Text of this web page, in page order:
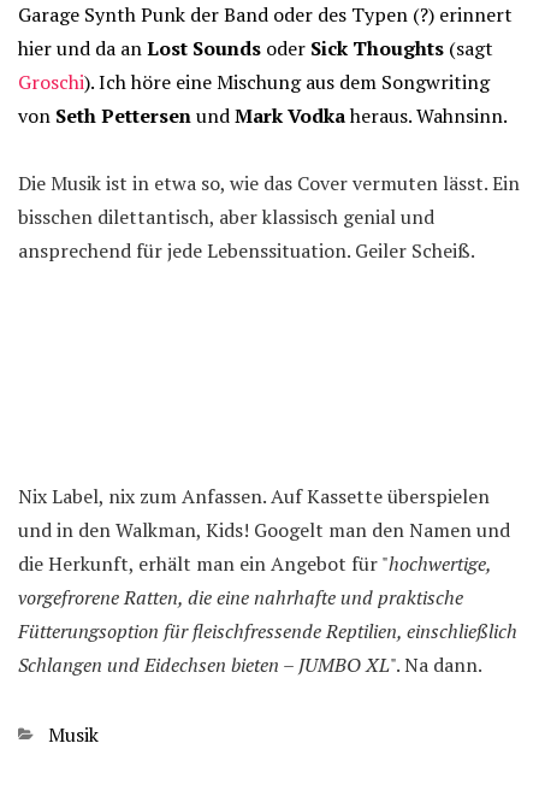
Garage Synth Punk der Band oder des Typen (?) erinnert
hier und da anLost Sounds oder Sick Thoughts (sagt
Groschi). Ich höre eine Mischung aus dem Songwriting
von Seth PettersenundMark Vodkaheraus. Wahnsinn.
Die Musik ist in etwa so, wie das Cover vermuten lässt. Ein
bisschen dilettantisch, aber klassisch genial und
ansprechend für jede Lebenssituation. Geiler Scheiß.
Nix Label, nix zum Anfassen. Auf Kassette überspielen
und in den Walkman, Kids! Googelt man den Namen und
die Herkunft, erhält man ein Angebot für "hochwertige,
vorgefrorene Ratten, die eine nahrhafte und praktische
Fütterungsoption für fleischfressende Reptilien, einschließlich
Schlangen und Eidechsen bieten – JUMBO XL". Na dann.
Kategorien
Musik